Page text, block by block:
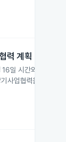
력 계획
일 시간외매매로
사업협력을 도모할